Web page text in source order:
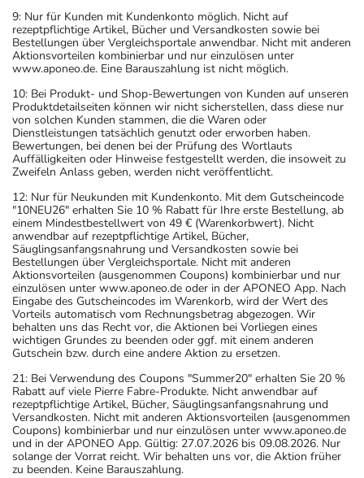
anwenden oder deren Anwendung schon einige Zeit
zurückliegt.
Bitte verwenden Sie dieses Arzneimittel nicht mehr nach
dem auf der Packung oder der Umverpackung
angegebenen Verfallsdatum. Das Verfallsdatum bezieht
sich auf den letzten Tag des angegebenen Monats.
9: Nur für Kunden mit Kundenkonto möglich. Nicht auf
rezeptpflichtige Artikel, Bücher und Versandkosten sowie bei
Bestellungen über Vergleichsportale anwendbar. Nicht mit anderen
Aktionsvorteilen kombinierbar und nur einzulösen unter
www.aponeo.de. Eine Barauszahlung ist nicht möglich.
10: Bei Produkt- und Shop-Bewertungen von Kunden auf unseren
Produktdetailseiten können wir nicht sicherstellen, dass diese nur
von solchen Kunden stammen, die die Waren oder
Dienstleistungen tatsächlich genutzt oder erworben haben.
Bewertungen, bei denen bei der Prüfung des Wortlauts
Auffälligkeiten oder Hinweise festgestellt werden, die insoweit zu
Zweifeln Anlass geben, werden nicht veröffentlicht.
12: Nur für Neukunden mit Kundenkonto. Mit dem Gutscheincode
"10NEU26" erhalten Sie 10 % Rabatt für Ihre erste Bestellung, ab
einem Mindestbestellwert von 49 € (Warenkorbwert). Nicht
anwendbar auf rezeptpflichtige Artikel, Bücher,
Säuglingsanfangsnahrung und Versandkosten sowie bei
Bestellungen über Vergleichsportale. Nicht mit anderen
Aktionsvorteilen (ausgenommen Coupons) kombinierbar und nur
einzulösen unter www.aponeo.de oder in der APONEO App. Nach
Eingabe des Gutscheincodes im Warenkorb, wird der Wert des
Vorteils automatisch vom Rechnungsbetrag abgezogen. Wir
behalten uns das Recht vor, die Aktionen bei Vorliegen eines
wichtigen Grundes zu beenden oder ggf. mit einem anderen
Gutschein bzw. durch eine andere Aktion zu ersetzen.
21: Bei Verwendung des Coupons "Summer20" erhalten Sie 20 %
Rabatt auf viele Pierre Fabre-Produkte. Nicht anwendbar auf
rezeptpflichtige Artikel, Bücher, Säuglingsanfangsnahrung und
Versandkosten. Nicht mit anderen Aktionsvorteilen (ausgenommen
Coupons) kombinierbar und nur einzulösen unter www.aponeo.de
und in der APONEO App. Gültig: 27.07.2026 bis 09.08.2026. Nur
solange der Vorrat reicht. Wir behalten uns vor, die Aktion früher
zu beenden. Keine Barauszahlung.